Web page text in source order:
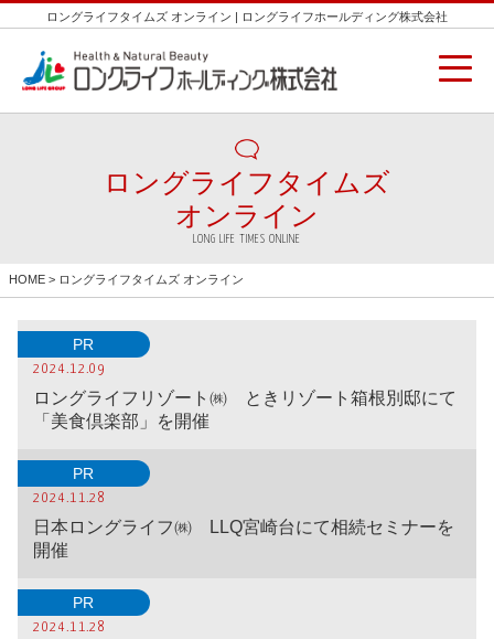
ロングライフタイムズ オンライン | ロングライフホールディング株式会社
ロングライフタイムズ
オンライン
LONG LIFE TIMES ONLINE
HOME > ロングライフタイムズ オンライン
PR
2024.12.09
ロングライフリゾート㈱ ときリゾート箱根別邸にて
「美食倶楽部」を開催
PR
2024.11.28
日本ロングライフ㈱ LLQ宮崎台にて相続セミナーを
開催
PR
2024.11.28